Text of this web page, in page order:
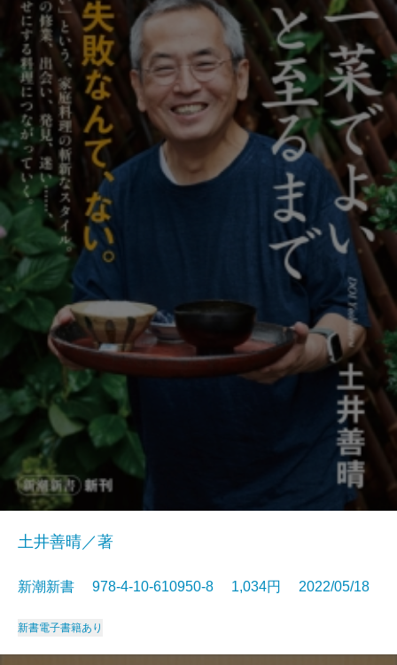
土井善晴／著
新潮新書 978-4-10-610950-8 1,034円 2022/05/18
新書電子書籍あり